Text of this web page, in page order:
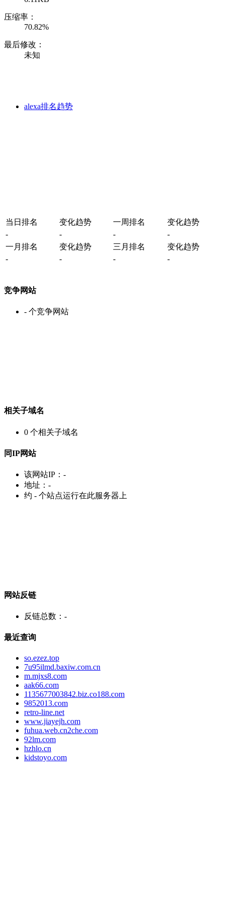
压缩率：
70.82%
最后修改：
未知
alexa排名趋势
当日排名 变化趋势 一周排名
变化趋势
-
- -
-
一月排名
变化趋势 三月排名
变化趋势
-
- - -
竞争网站
- 个竞争网站
相关子域名
0 个相关子域名
同IP网站
该网站IP： -
地址： -
约 - 个站点运行在此服务器上
网站反链
反链总数： -
最近查询
so.ezez.top
7u95ilmd.baxiw.com.cn
m.mjxs8.com
aak66.com
1135677003842.biz.co188.com
9852013.com
retro-line.net
www.jiayejh.com
fuhua.web.cn2che.com
92lm.com
hzhlo.cn
kidstoyo.com